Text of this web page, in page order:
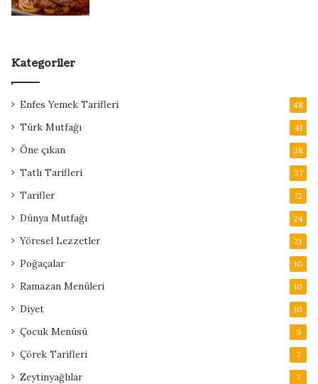
Kategoriler
Enfes Yemek Tarifleri 48
Türk Mutfağı 41
Öne çıkan 38
Tatlı Tarifleri 37
Tarifler 72
Dünya Mutfağı 24
Yöresel Lezzetler 21
Poğaçalar 10
Ramazan Menüleri 10
Diyet 10
Çocuk Menüsü 9
Çörek Tarifleri 7
Zeytinyağlılar 7